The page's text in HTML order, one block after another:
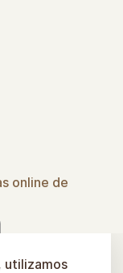
online de
utilizamos